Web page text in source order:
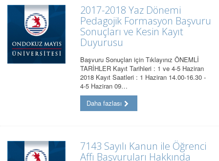
2017-2018 Yaz Dönemi
Pedagojik Formasyon Başvuru
Sonuçları ve Kesin Kayıt
Duyurusu
Başvuru Sonuçları için Tıklayınız ÖNEMLİ
TARİHLER Kayıt Tarihleri : 1 ve 4-5 Haziran
2018 Kayıt Saatleri : 1 Haziran 14.00-16.30 -
4-5 Haziran 09…
Daha fazlası
7143 Sayılı Kanun ile Öğrenci
Affı Başvuruları Hakkında